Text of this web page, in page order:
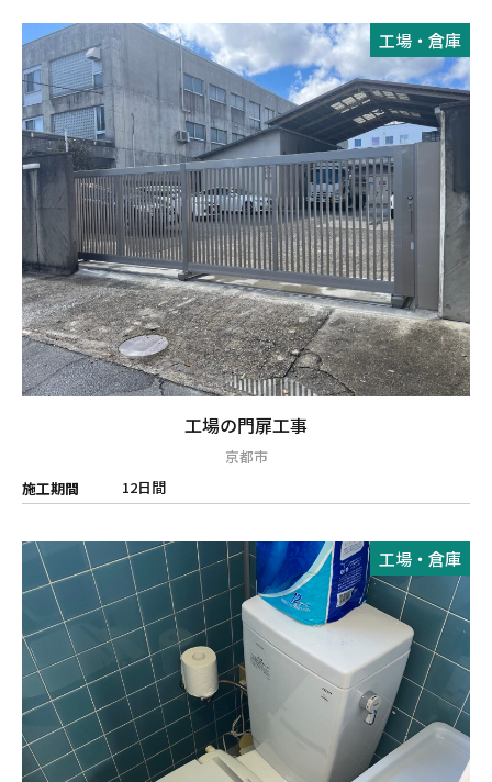
工場・倉庫
工場の門扉工事
京都市
施工期間
12日間
工場・倉庫